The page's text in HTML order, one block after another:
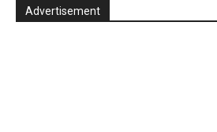
Advertisement